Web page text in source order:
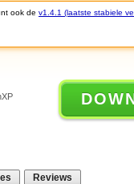
ook de v1.4.1 (laatste stabiele
Reviews